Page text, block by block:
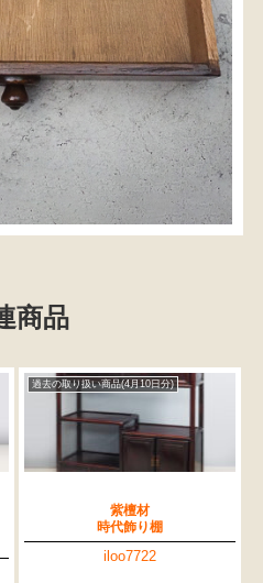
商品
過去の取り扱い商品(4月10日分)
紫檀材
時代飾り棚
iloo7722
検索
キーワード
鉢 李朝 松本民芸